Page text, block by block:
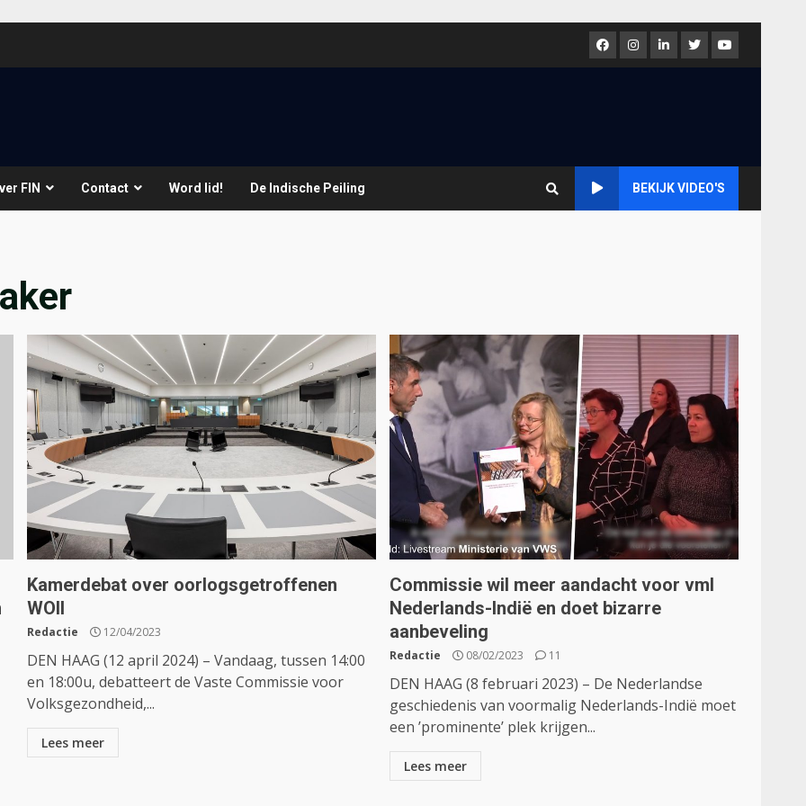
FacebookInstagram
LinkedInTwitterYoutube
FIN Contact Word lid! De Indische Peiling BEKIJK VIDEO'S
Kamerdebat over oorlogsgetroffenen
WOII
Redactie 12/04/2023
DEN HAAG (12 april 2024) – Vandaag, tussen 14:00
en 18:00u, debatteert de Vaste Commissie voor
Volksgezondheid,...
Lees meer
Commissie wil meer aandacht voor vml
Nederlands-Indië en doet bizarre
aanbeveling
Redactie 08/02/2023 11
DEN HAAG (8 februari 2023) – De Nederlandse
geschiedenis van voormalig Nederlands-Indië moet
een ’prominente’ plek krijgen...
Lees meer